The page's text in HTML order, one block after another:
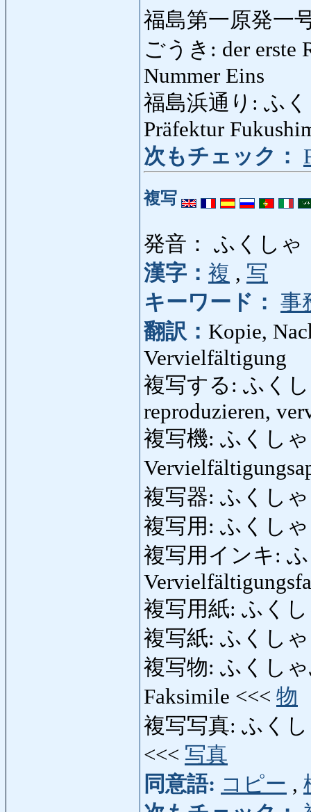
福島第一原発一
ごうき: der erste
Nummer Eins
福島浜通り: ふ
Präfektur
次もチェック：
複写
発音： ふくしゃ
漢字： 複 , 写
キーワード： 事
翻訳： Kopie,
Vervielfältigung
複写する: ふく
reproduzieren,
複写機: ふくし
複写器: ふくし
複写用: ふくし
複写用インキ:
複写用紙: ふく
複写紙: ふくし
複写物: ふくしゃ
Faksimile <<< 物
複写写真: ふく
<<< 写真
同意語: コピー ,